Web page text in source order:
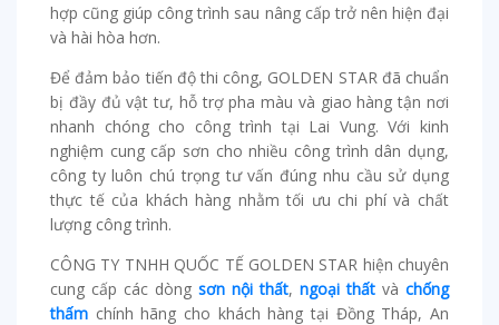
hợp cũng giúp công trình sau nâng cấp trở nên hiện đại
và hài hòa hơn.
Để đảm bảo tiến độ thi công, GOLDEN STAR đã chuẩn
bị đầy đủ vật tư, hỗ trợ pha màu và giao hàng tận nơi
nhanh chóng cho công trình tại Lai Vung. Với kinh
nghiệm cung cấp sơn cho nhiều công trình dân dụng,
công ty luôn chú trọng tư vấn đúng nhu cầu sử dụng
thực tế của khách hàng nhằm tối ưu chi phí và chất
lượng công trình.
CÔNG TY TNHH QUỐC TẾ GOLDEN STAR hiện chuyên
cung cấp các dòng sơn nội thất, ngoại thất và chống
thấm chính hãng cho khách hàng tại Đồng Tháp, An